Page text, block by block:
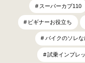
スーパーカブ110
ビギナーお役立ち
バイクのソレな
試乗インプレ